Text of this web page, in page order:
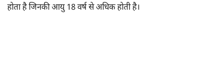
होता है जिनकी आयु 18 वर्ष से अधिक होती है।